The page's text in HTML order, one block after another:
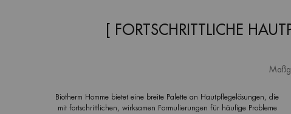
[ FORTSCHRITTLICHE
Biotherm Homme bietet eine breite Palette an Hautpflegelösungen, die
mit fortschrittlichen, wirksamen Formulierungen für häufige Probleme